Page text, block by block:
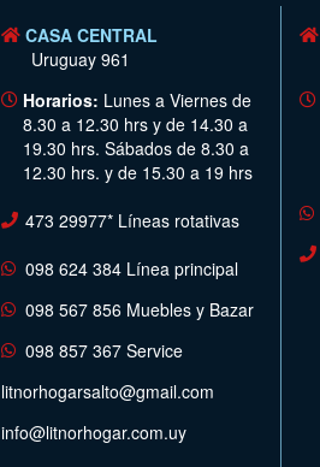
CASA CENTRAL
Uruguay 961
Horarios: Lunes a Viernes de
8.30 a 12.30 hrs y de 14.30 a
19.30 hrs. Sábados de 8.30 a
12.30 hrs. y de 15.30 a 19 hrs
473 29977* Líneas rotativas
098 624 384 Línea principal
098 567 856 Muebles y Bazar
098 857 367 Service
litnorhogarsalto@gmail.com
info@litnorhogar.com.uy